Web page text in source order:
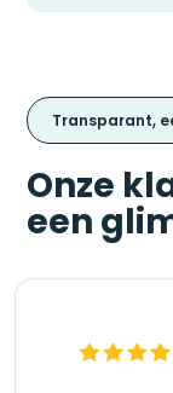
Transparant,
Onze
een